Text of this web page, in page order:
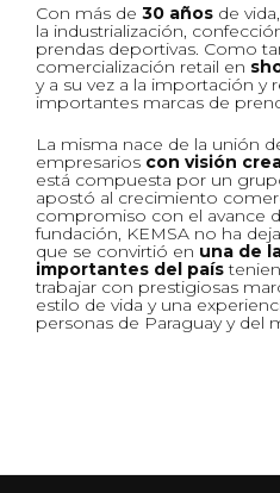
Con más de 30 años de
la industrialización,
prendas deportivas. Como
comercialización retail en
y a su vez a la importación y
importantes marcas de
La misma nace de la unión
empresarios con visión
está compuesta por un
apostó al crecimiento
compromiso con el avance
fundación, KEMSA no ha
que se convirtió en una de
importantes del país
trabajar con prestigiosas
estilo de vida y una
personas de Paraguay y del